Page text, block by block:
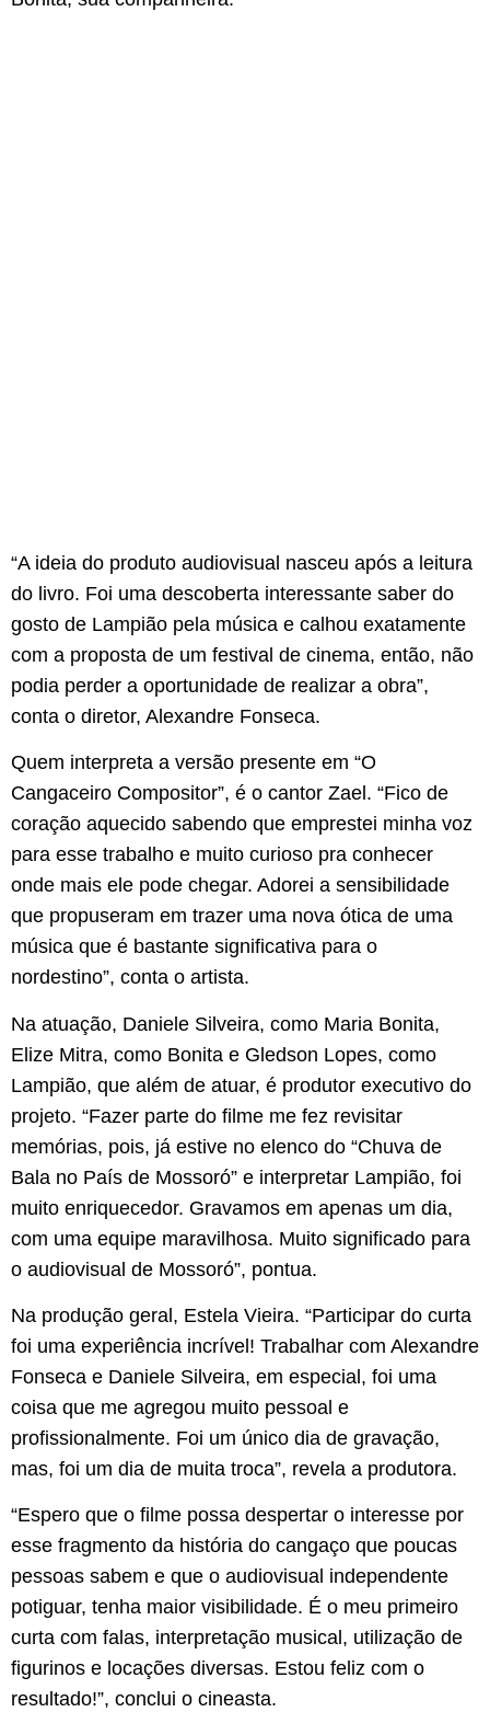
“A ideia do produto audiovisual nasceu após a leitura
do livro. Foi uma descoberta interessante saber do
gosto de Lampião pela música e calhou exatamente
com a proposta de um festival de cinema, então, não
podia perder a oportunidade de realizar a obra”,
conta o diretor, Alexandre Fonseca.
Quem interpreta a versão presente em “O
Cangaceiro Compositor”, é o cantor Zael. “Fico de
coração aquecido sabendo que emprestei minha voz
para esse trabalho e muito curioso pra conhecer
onde mais ele pode chegar. Adorei a sensibilidade
que propuseram em trazer uma nova ótica de uma
música que é bastante significativa para o
nordestino”, conta o artista.
Na atuação, Daniele Silveira, como Maria Bonita,
Elize Mitra, como Bonita e Gledson Lopes, como
Lampião, que além de atuar, é produtor executivo do
projeto. “Fazer parte do filme me fez revisitar
memórias, pois, já estive no elenco do “Chuva de
Bala no País de Mossoró” e interpretar Lampião, foi
muito enriquecedor. Gravamos em apenas um dia,
com uma equipe maravilhosa. Muito significado para
o audiovisual de Mossoró”, pontua.
Na produção geral, Estela Vieira. “Participar do curta
foi uma experiência incrível! Trabalhar com Alexandre
Fonseca e Daniele Silveira, em especial, foi uma
coisa que me agregou muito pessoal e
profissionalmente. Foi um único dia de gravação,
mas, foi um dia de muita troca”, revela a produtora.
“Espero que o filme possa despertar o interesse por
esse fragmento da história do cangaço que poucas
pessoas sabem e que o audiovisual independente
potiguar, tenha maior visibilidade. É o meu primeiro
curta com falas, interpretação musical, utilização de
figurinos e locações diversas. Estou feliz com o
resultado!”, conclui o cineasta.